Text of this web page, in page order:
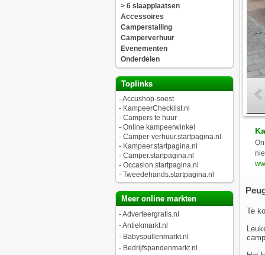
> 6 slaapplaatsen
Accessoires
Camperstalling
Camperverhuur
Evenementen
Onderdelen
Toplinks
-Accushop-soest
- KampeerChecklist.nl
- Campers te huur
- Online kampeerwinkel
- Camper-verhuur.startpagina.nl
- Kampeer.startpagina.nl
- Camper.startpagina.nl
- Occasion.startpagina.nl
- Tweedehands.startpagina.nl
Meer online markten
-Adverteergratis.nl
-Antiekmarkt.nl
- Babyspullenmarkt.nl
- Bedrijfspandenmarkt.nl
Te